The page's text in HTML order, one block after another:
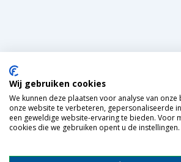
Wij gebruiken cookies
We kunnen deze plaatsen voor analyse van
onze website te verbeteren, gepersonaliseerde
een geweldige website-ervaring te bieden. Voor
cookies die we gebruiken opent u de instellingen.